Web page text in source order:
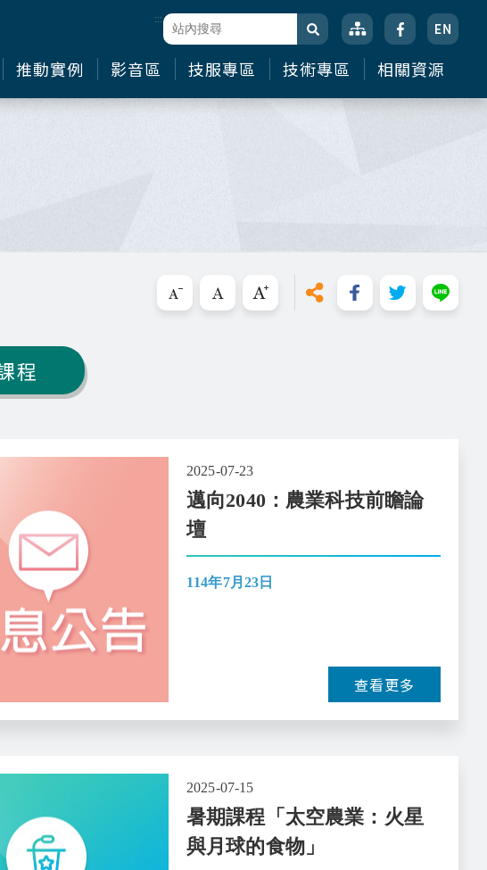
:::
站台檢索
推動實例 影音區 技服專區 技術專區 相關資源
程
2025-07-23
邁向2040：農業科技前瞻論
壇
114年7月23日
查看更多
2025-07-15
暑期課程「太空農業：火星
與月球的食物」